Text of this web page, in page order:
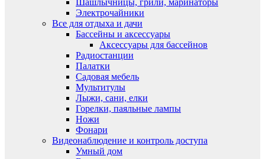
Шашлычницы, грили, маринаторы
Электрочайники
Все для отдыха и дачи
Бассейны и аксессуары
Аксессуары для бассейнов
Радиостанции
Палатки
Садовая мебель
Мультитулы
Лыжи, сани, елки
Горелки, паяльные лампы
Ножи
Фонари
Видеонаблюдение и контроль доступа
Умный дом